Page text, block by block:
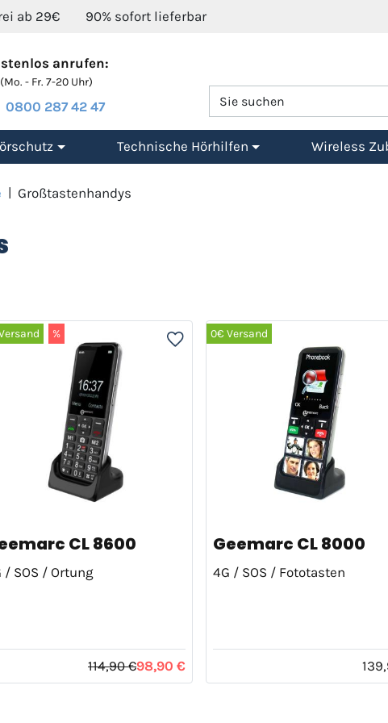
ab 29€ 90% sofort lieferbar
anrufen:
(Mo. - Fr. 7-20 Uhr)
0800 287 42 47
Technische Hörhilfen Wireless
| Großtastenhandys
%
CL 8600
/ SOS / Ortung
114,90 €98,90 €
0€ Versand
Geemarc CL 8000
4G / SOS / Fototasten